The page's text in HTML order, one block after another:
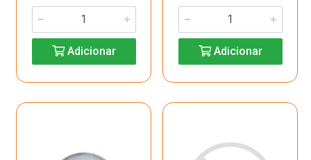
Adicionar Adicionar